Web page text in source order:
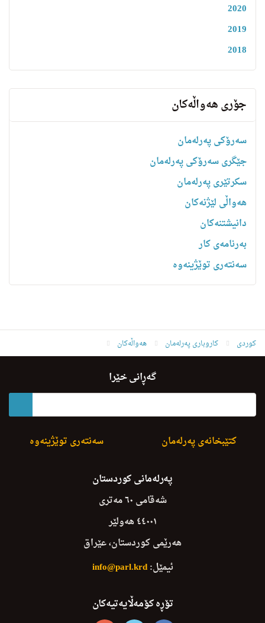
2020
2019
2018
جۆری هەواڵەکان
سەرۆکی پەرلەمان
جێگری سەرۆکی پەرلەمان
سکرتێری پەرلەمان
هه‌واڵى لێژنه‌كان
دانیشتنه‌کان
بەرنامەی کار
سەنتەری توێژینەوە
کوردی کاروباری پەرلەمان هەواڵەکان
payamy pirozbayy serokayaty parlaman bo rojy alla
گەڕانی خێرا
سەنتەری توێژینەوە کتێبخانەی پەرلەمان
پەرلەمانی کوردستان
شەقامی ٦٠ مەتری
٤٤٠٠١ هەولێر
هەرێمی کوردستان، عێراق
ئیمێل:info@parl.krd
تۆڕە کۆمەڵایەتیەکان